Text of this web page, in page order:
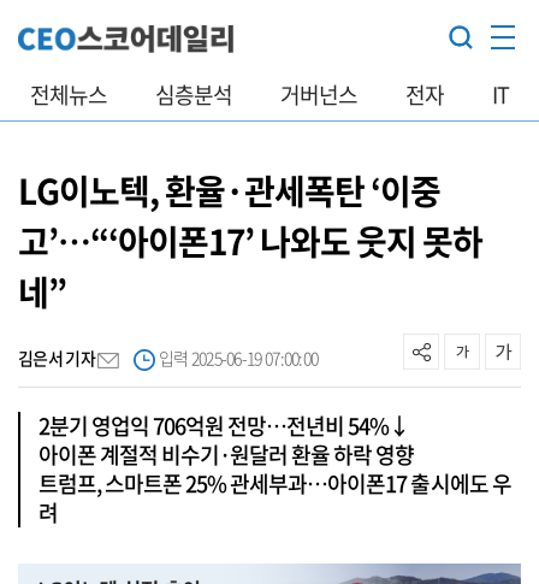
전체뉴스 심층분석 거버넌스 전자 IT
LG이노텍, 환율·관세폭탄 ‘이중
고’…“‘아이폰17’ 나와도 웃지 못하
네”
김은서 기자 입력 2025-06-19 07:00:00
2분기 영업익 706억원 전망…전년비 54%↓
아이폰 계절적 비수기·원달러 환율 하락 영향
트럼프, 스마트폰 25% 관세부과…아이폰17 출시에도 우
려